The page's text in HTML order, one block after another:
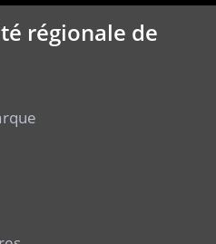
régionale de